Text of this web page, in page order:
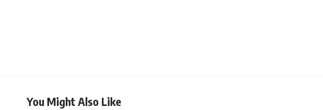
You Might Also Like